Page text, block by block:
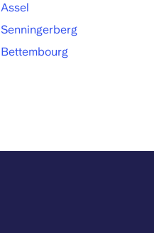
Assel
Senningerberg
Bettembourg